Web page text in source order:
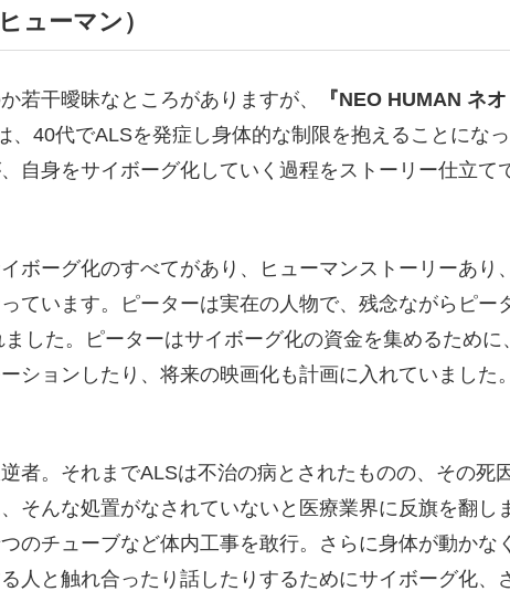
ューマン）
若干曖昧なところがありますが、
『NEO HUMAN ネ
、40代でALSを発症し身体的な制限を抱えることにな
自身をサイボーグ化していく過程をストーリー仕立て
ボーグ化のすべてがあり、ヒューマンストーリーあり
ています。ピーターは実在の人物で、残念ながらピー
した。ピーターはサイボーグ化の資金を集めるために
ションしたり、将来の映画化も計画に入れていました
者。それまでALSは不治の病とされたものの、その死
そんな処置がなされていないと医療業界に反旗を翻し
のチューブなど体内工事を敢行。さらに身体が動かな
人と触れ合ったり話したりするためにサイボーグ化、